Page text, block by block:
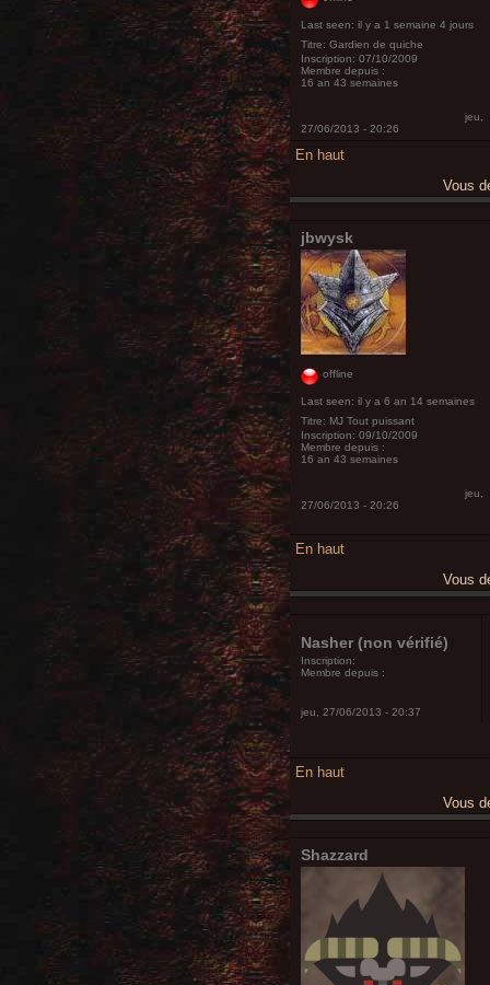
Last seen: il y a 1 semaine 4 jours
Titre: Gardien de quiche
Inscription: 07/10/2009
Membre depuis :
16 an 43 semaines
jeu,
27/06/2013 - 20:26
En haut
Vous
jbwysk
offline
Last seen: il y a 6 an 14 semaines
Titre: MJ Tout puissant
Inscription: 09/10/2009
Membre depuis :
16 an 43 semaines
jeu,
27/06/2013 - 20:26
En haut
Vous
Nasher (non vérifié)
Inscription:
Membre depuis :
jeu, 27/06/2013 - 20:37
En haut
Vous
Shazzard